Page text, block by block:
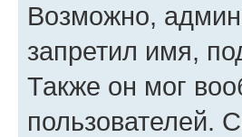
Возможно,
запретил имя,
Также он мог
пользователей.